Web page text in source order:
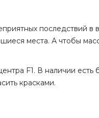
последствий
места. А чтобы
F1. В наличии
красками.